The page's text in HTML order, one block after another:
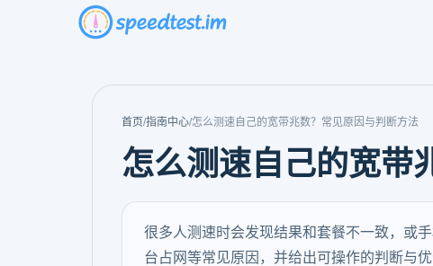
首页/指南中心/怎么测速自己的宽带兆数？常见原因与判断方法
怎么测速自己的宽带
很多人测速时会发现结果和套餐不一致，或
台占网等常见原因，并给出可操作的判断与优